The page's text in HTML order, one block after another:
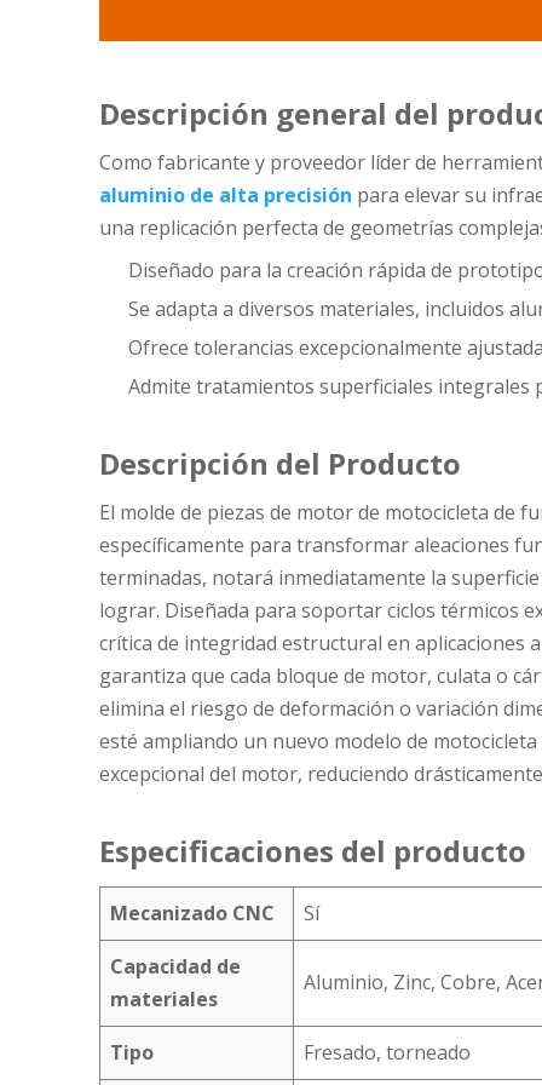
Descripción general del
Como fabricante y proveedor líder de
aluminio de alta precisión para elevar su
una replicación perfecta de geometrías
Diseñado para la creación rápida de
Se adapta a diversos materiales, incluidos
Ofrece tolerancias excepcionalmente
Admite tratamientos superficiales
Descripción del Producto
El molde de piezas de motor de motocicleta de
específicamente para transformar aleaciones
terminadas, notará inmediatamente la
lograr. Diseñada para soportar ciclos térmicos
crítica de integridad estructural en aplicaciones
garantiza que cada bloque de motor, culata o
elimina el riesgo de deformación o variación
esté ampliando un nuevo modelo de
excepcional del motor, reduciendo
Especificaciones del producto
Mecanizado CNC
Sí
Capacidad de
materiales
Aluminio, Zinc, Cobre,
Tipo Fresado, torneado